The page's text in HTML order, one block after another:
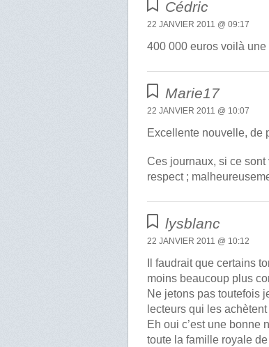
Cédric
22 JANVIER 2011 @ 09:17
400 000 euros voilà
Marie17
22 JANVIER 2011 @ 10:07
Excellente nouvelle, de
Ces journaux, si ce
respect ;
lysblanc
22 JANVIER 2011 @ 10:12
Il faudrait que certains
moins beaucoup plus
Ne jetons pas toutefois
lecteurs qui les
Eh oui c’est une bonne
toute la famille royale